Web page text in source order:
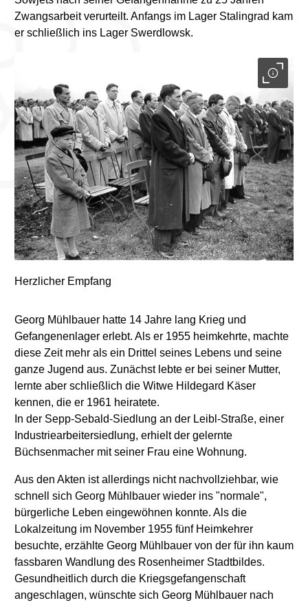
Zwangsarbeit verurteilt. Anfangs im Lager Stalingrad kam
er schließlich ins Lager Swerdlowsk.
Herzlicher Empfang
Georg Mühlbauer hatte 14 Jahre lang Krieg und
Gefangenenlager erlebt. Als er 1955 heimkehrte, machte
diese Zeit mehr als ein Drittel seines Lebens und seine
ganze Jugend aus. Zunächst lebte er bei seiner Mutter,
lernte aber schließlich die Witwe Hildegard Käser
kennen, die er 1961 heiratete.
In der Sepp-Sebald-Siedlung an der Leibl-Straße, einer
Industriearbeitersiedlung, erhielt der gelernte
Büchsenmacher mit seiner Frau eine Wohnung.
Aus den Akten ist allerdings nicht nachvollziehbar, wie
schnell sich Georg Mühlbauer wieder ins "normale",
bürgerliche Leben eingewöhnen konnte. Als die
Lokalzeitung im November 1955 fünf Heimkehrer
besuchte, erzählte Georg Mühlbauer von der für ihn kaum
fassbaren Wandlung des Rosenheimer Stadtbildes.
Gesundheitlich durch die Kriegsgefangenschaft
angeschlagen, wünschte sich Georg Mühlbauer nach